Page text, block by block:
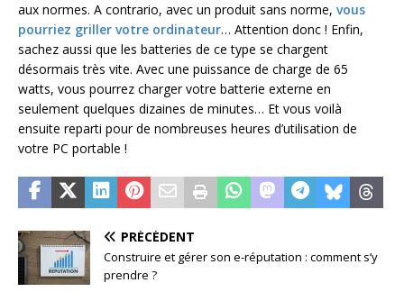
aux normes. A contrario, avec un produit sans norme, vous
pourriez griller votre ordinateur… Attention donc ! Enfin,
sachez aussi que les batteries de ce type se chargent
désormais très vite. Avec une puissance de charge de 65
watts, vous pourrez charger votre batterie externe en
seulement quelques dizaines de minutes… Et vous voilà
ensuite reparti pour de nombreuses heures d’utilisation de
votre PC portable !
PRÉCÉDENT
Construire et gérer son e-réputation : comment s’y
prendre ?